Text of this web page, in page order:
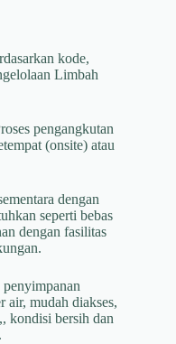
kode,
Limbah
pengangkutan
(onsite) atau
dengan
seperti bebas
dengan fasilitas
air, mudah diakses,
kondisi bersih dan